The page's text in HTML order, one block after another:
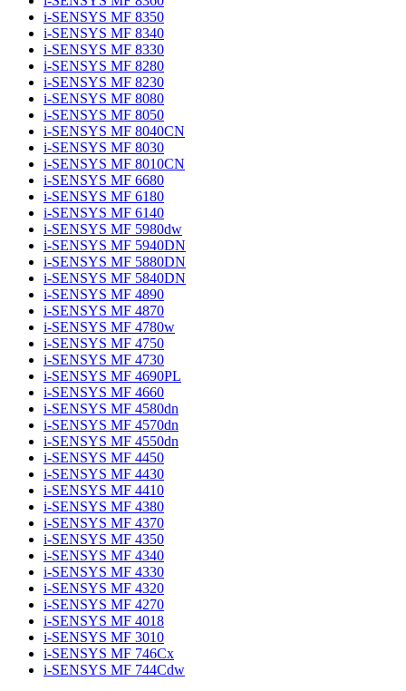
i-SENSYS MF 8350
i-SENSYS MF 8340
i-SENSYS MF 8330
i-SENSYS MF 8280
i-SENSYS MF 8230
i-SENSYS MF 8080
i-SENSYS MF 8050
i-SENSYS MF 8040CN
i-SENSYS MF 8030
i-SENSYS MF 8010CN
i-SENSYS MF 6680
i-SENSYS MF 6180
i-SENSYS MF 6140
i-SENSYS MF 5980dw
i-SENSYS MF 5940DN
i-SENSYS MF 5880DN
i-SENSYS MF 5840DN
i-SENSYS MF 4890
i-SENSYS MF 4870
i-SENSYS MF 4780w
i-SENSYS MF 4750
i-SENSYS MF 4730
i-SENSYS MF 4690PL
i-SENSYS MF 4660
i-SENSYS MF 4580dn
i-SENSYS MF 4570dn
i-SENSYS MF 4550dn
i-SENSYS MF 4450
i-SENSYS MF 4430
i-SENSYS MF 4410
i-SENSYS MF 4380
i-SENSYS MF 4370
i-SENSYS MF 4350
i-SENSYS MF 4340
i-SENSYS MF 4330
i-SENSYS MF 4320
i-SENSYS MF 4270
i-SENSYS MF 4018
i-SENSYS MF 3010
i-SENSYS MF 746Cx
i-SENSYS MF 744Cdw